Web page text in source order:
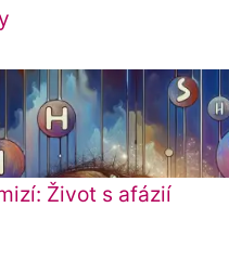
Život s afázií